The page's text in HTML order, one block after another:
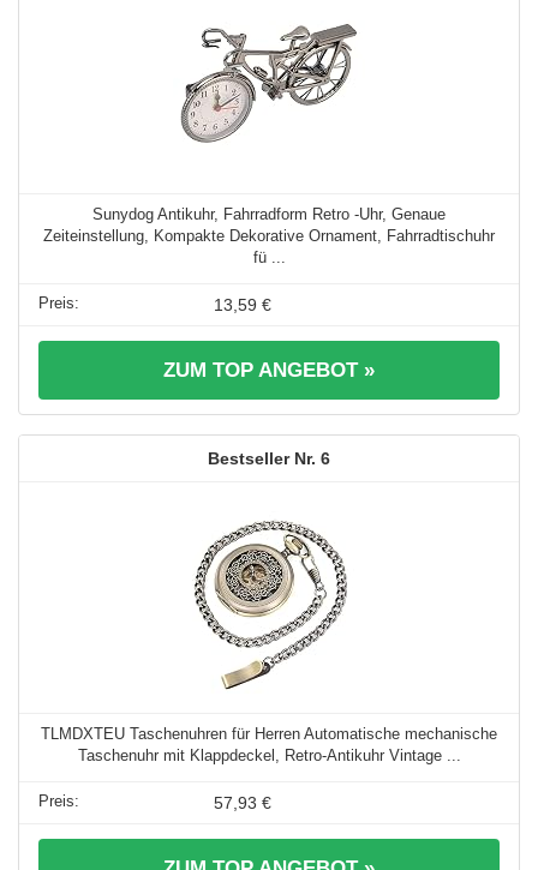
Sunydog Antikuhr, Fahrradform Retro -Uhr, Genaue
Zeiteinstellung, Kompakte Dekorative Ornament, Fahrradtischuhr
fü ...
13,59 €
ZUM TOP ANGEBOT »
6
TLMDXTEU Taschenuhren für Herren Automatische mechanische
Taschenuhr mit Klappdeckel, Retro-Antikuhr Vintage ...
57,93 €